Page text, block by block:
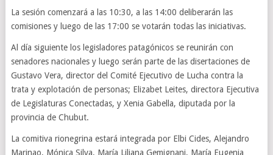
La sesión comenzará a las 10:30, a las 14:00 deliberarán las
comisiones y luego de las 17:00 se votarán todas las iniciativas.
Al día siguiente los legisladores patagónicos se reunirán con
senadores nacionales y luego serán parte de las disertaciones de
Gustavo Vera, director del Comité Ejecutivo de Lucha contra la
trata y explotación de personas; Elizabet Leites, directora Ejecutiva
de Legislaturas Conectadas, y Xenia Gabella, diputada por la
provincia de Chubut.
La comitiva rionegrina estará integrada por Elbi Cides, Alejandro
Marinao, Mónica Silva, María Liliana Gemignani, María Eugenia